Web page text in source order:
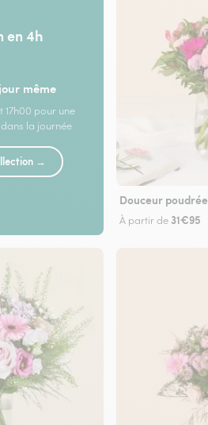
en 4h
même
pour une
la journée
→
Douceur poudrée
À partir de 31€95